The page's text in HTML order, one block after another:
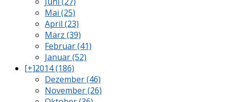
Mai (25)
April (23)
März (39)
Februar (41)
Januar (52)
[+]2014 (186)
Dezember (46)
November (26)